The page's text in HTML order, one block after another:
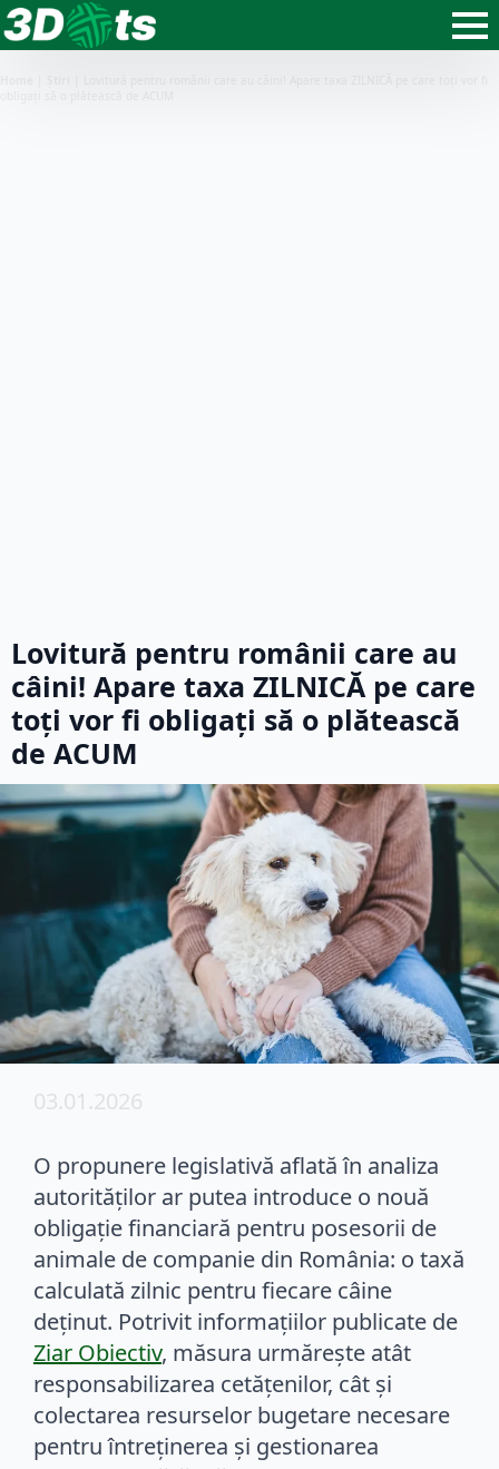
Lovitură pentru românii care au
câini! Apare taxa ZILNICĂ pe care
toți vor fi obligați să o plătească
de ACUM
03.01.2026
O propunere legislativă aflată în analiza
autorităților ar putea introduce o nouă
obligație financiară pentru posesorii de
animale de companie din România: o taxă
calculată zilnic pentru fiecare câine
deținut. Potrivit informațiilor publicate de
Ziar Obiectiv, măsura urmărește atât
responsabilizarea cetățenilor, cât și
colectarea resurselor bugetare necesare
pentru întreținerea și gestionarea